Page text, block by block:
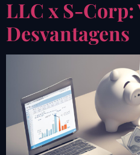
LLC x S-Corp:
Desvantagens